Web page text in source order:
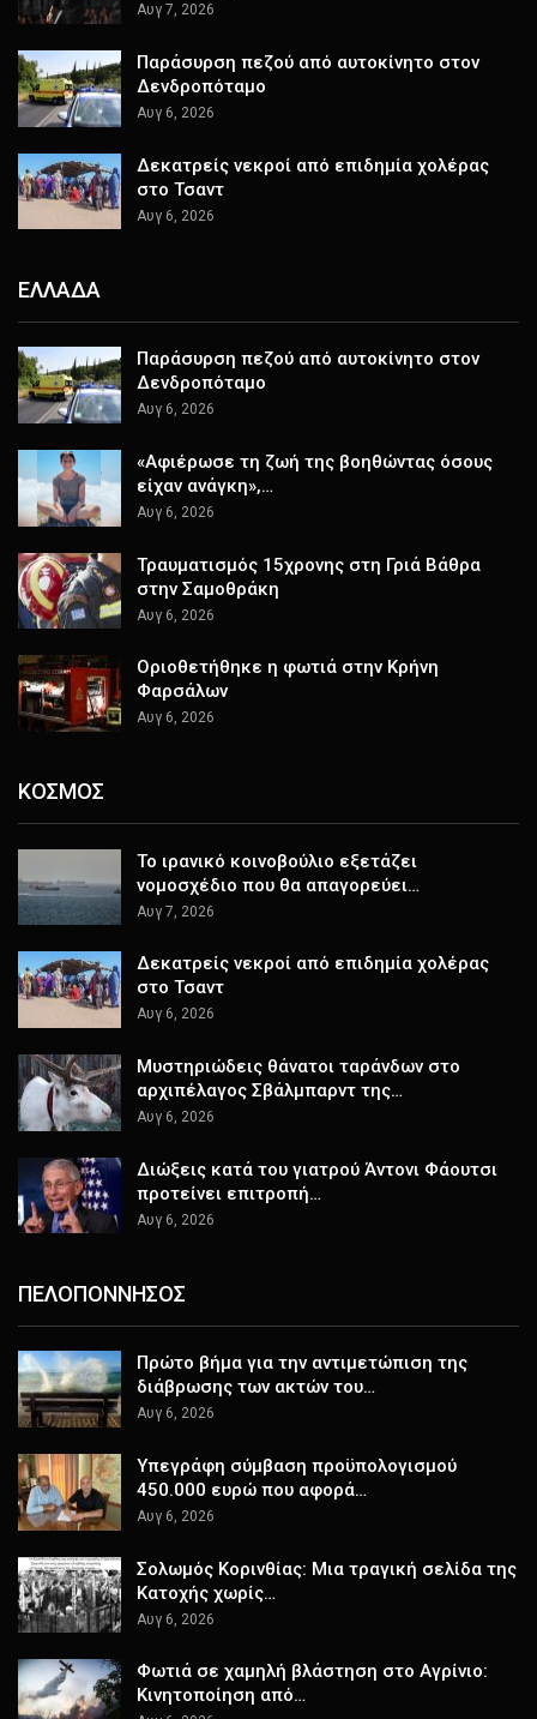
Αυγ 7, 2026
Παράσυρση πεζού από αυτοκίνητο στον
Δενδροπόταμο
Αυγ 6, 2026
Δεκατρείς νεκροί από επιδημία χολέρας
στο Τσαντ
Αυγ 6, 2026
ΕΛΛΑΔΑ
Παράσυρση πεζού από αυτοκίνητο στον
Δενδροπόταμο
Αυγ 6, 2026
«Αφιέρωσε τη ζωή της βοηθώντας όσους
είχαν ανάγκη»,…
Αυγ 6, 2026
Τραυματισμός 15χρονης στη Γριά Βάθρα
στην Σαμοθράκη
Αυγ 6, 2026
Οριοθετήθηκε η φωτιά στην Κρήνη
Φαρσάλων
Αυγ 6, 2026
ΚΟΣΜΟΣ
Το ιρανικό κοινοβούλιο εξετάζει
νομοσχέδιο που θα απαγορεύει…
Αυγ 7, 2026
Δεκατρείς νεκροί από επιδημία χολέρας
στο Τσαντ
Αυγ 6, 2026
Μυστηριώδεις θάνατοι ταράνδων στο
αρχιπέλαγος Σβάλμπαρντ της…
Αυγ 6, 2026
Διώξεις κατά του γιατρού Άντονι Φάουτσι
προτείνει επιτροπή…
Αυγ 6, 2026
ΠΕΛΟΠΟΝΝΗΣΟΣ
Πρώτο βήμα για την αντιμετώπιση της
διάβρωσης των ακτών του…
Αυγ 6, 2026
Υπεγράφη σύμβαση προϋπολογισμού
450.000 ευρώ που αφορά…
Αυγ 6, 2026
Σολωμός Κορινθίας: Μια τραγική σελίδα της
Κατοχής χωρίς…
Αυγ 6, 2026
Φωτιά σε χαμηλή βλάστηση στο Αγρίνιο:
Κινητοποίηση από…